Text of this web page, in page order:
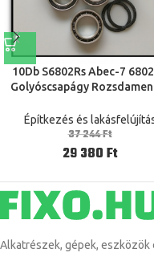
10Db S6802Rs Abec-7 6802
Golyóscsapágy
Építkezés és
37 244Ft
29 380Ft
Alkatrészek, gépek,